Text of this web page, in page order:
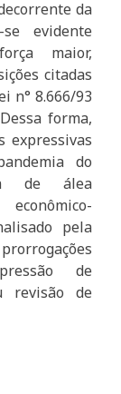
da
se evidente
maior,
citadas
n° 8.666/93
forma,
expressivas
do
de álea
pela
de
revisão de